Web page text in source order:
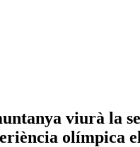
viurà la
olímpica